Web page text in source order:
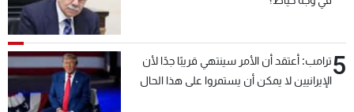
5ترامب: أعتقد أن الأمر سينتهي قريبًا جدًا لأن
الإيرانيين لا يمكن أن يستمروا على هذا الحال